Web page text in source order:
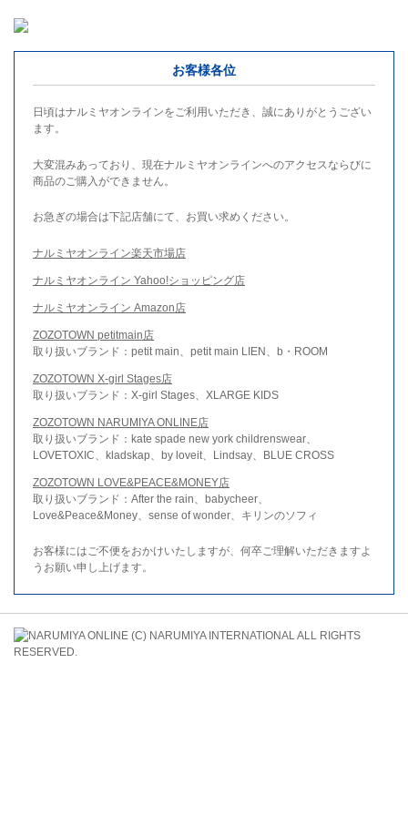
お客様各位
日頃はナルミヤオンラインをご利用いただき、誠にありがとうござい
ます。
大変混みあっており、現在ナルミヤオンラインへのアクセスならびに
商品のご購入ができません。
お急ぎの場合は下記店舗にて、お買い求めください。
ナルミヤオンライン楽天市場店
ナルミヤオンライン Yahoo!ショッピング店
ナルミヤオンライン Amazon店
ZOZOTOWN petitmain店
取り扱いブランド：petit main、petit main LIEN、b・ROOM
ZOZOTOWN X-girl Stages店
取り扱いブランド：X-girl Stages、XLARGE KIDS
ZOZOTOWN NARUMIYA ONLINE店
取り扱いブランド：kate spade new york childrenswear、
LOVETOXIC、kladskap、by loveit、Lindsay、BLUE CROSS
ZOZOTOWN LOVE&PEACE&MONEY店
取り扱いブランド：After the rain、babycheer、
Love&Peace&Money、sense of wonder、キリンのソフィ
お客様にはご不便をおかけいたしますが、何卒ご理解いただきますよ
うお願い申し上げます。